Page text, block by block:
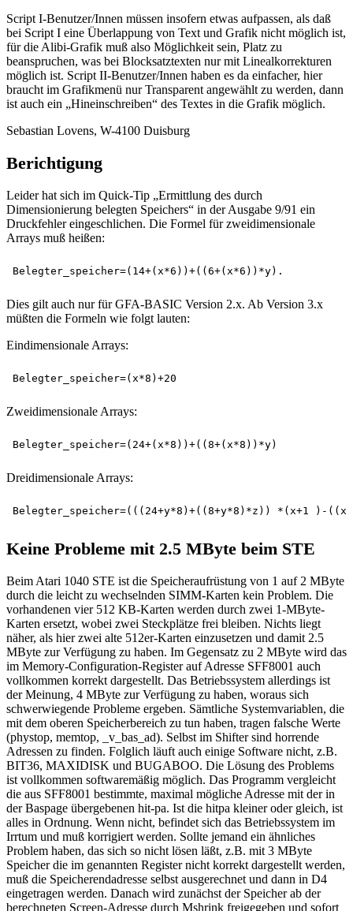
Script I-Benutzer/Innen müssen insofern etwas aufpassen, als daß
bei Script I eine Überlappung von Text und Grafik nicht möglich ist,
für die Alibi-Grafik muß also Möglichkeit sein, Platz zu
beanspruchen, was bei Blocksatztexten nur mit Linealkorrekturen
möglich ist. Script II-Benutzer/Innen haben es da einfacher, hier
braucht im Grafikmenü nur Transparent angewählt zu werden, dann
ist auch ein „Hineinschreiben“ des Textes in die Grafik möglich.
Sebastian Lovens, W-4100 Duisburg
Berichtigung
Leider hat sich im Quick-Tip „Ermittlung des durch
Dimensionierung belegten Speichers“ in der Ausgabe 9/91 ein
Druckfehler eingeschlichen. Die Formel für zweidimensionale
Arrays muß heißen:
Dies gilt auch nur für GFA-BASIC Version 2.x. Ab Version 3.x
müßten die Formeln wie folgt lauten:
Eindimensionale Arrays:
Zweidimensionale Arrays:
Dreidimensionale Arrays:
Keine Probleme mit 2.5 MByte beim STE
Beim Atari 1040 STE ist die Speicheraufrüstung von 1 auf 2 MByte
durch die leicht zu wechselnden SIMM-Karten kein Problem. Die
vorhandenen vier 512 KB-Karten werden durch zwei 1-MByte-
Karten ersetzt, wobei zwei Steckplätze frei bleiben. Nichts liegt
näher, als hier zwei alte 512er-Karten einzusetzen und damit 2.5
MByte zur Verfügung zu haben. Im Gegensatz zu 2 MByte wird das
im Memory-Configuration-Register auf Adresse SFF8001 auch
vollkommen korrekt dargestellt. Das Betriebssystem allerdings ist
der Meinung, 4 MByte zur Verfügung zu haben, woraus sich
schwerwiegende Probleme ergeben. Sämtliche Systemvariablen, die
mit dem oberen Speicherbereich zu tun haben, tragen falsche Werte
(phystop, memtop, _v_bas_ad). Selbst im Shifter sind horrende
Adressen zu finden. Folglich läuft auch einige Software nicht, z.B.
BIT36, MAXIDISK und BUGABOO. Die Lösung des Problems
ist vollkommen softwaremäßig möglich. Das Programm vergleicht
die aus SFF8001 bestimmte, maximal mögliche Adresse mit der in
der Baspage übergebenen hit-pa. Ist die hitpa kleiner oder gleich, ist
alles in Ordnung. Wenn nicht, befindet sich das Betriebssystem im
Irrtum und muß korrigiert werden. Sollte jemand ein ähnliches
Problem haben, das sich so nicht lösen läßt, z.B. mit 3 MByte
Speicher die im genannten Register nicht korrekt dargestellt werden,
muß die Speicherendadresse selbst ausgerechnet und dann in D4
eingetragen werden. Danach wird zunächst der Speicher ab der
berechneten Screen-Adresse durch Mshrink freigegeben und sofort